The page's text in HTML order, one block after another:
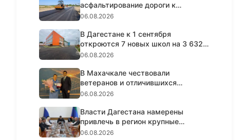
асфальтирование дороги к
Самурскому...
06.08.2026
В Дагестане к 1 сентября
откроются 7 новых школ на 3 632
мес...
06.08.2026
В Махачкале чествовали
ветеранов и отличившихся
работников с...
06.08.2026
Власти Дагестана намерены
привлечь в регион крупные
сетевые...
06.08.2026